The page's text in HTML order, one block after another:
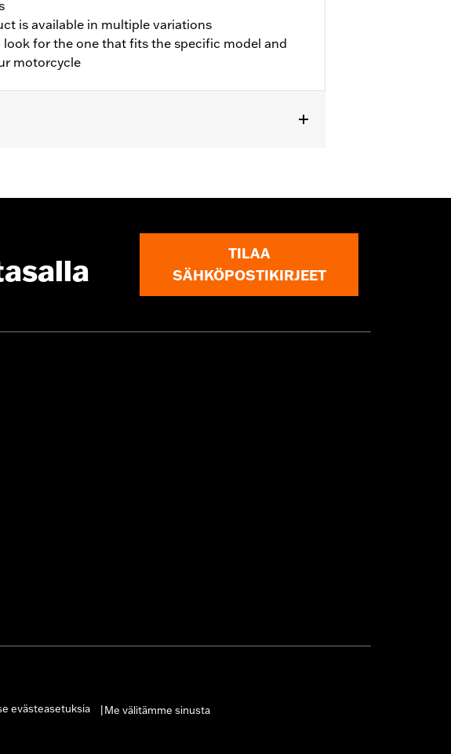
is available in multiple variations
look for the one that fits the specific model and
motorcycle
TILAA
SÄHKÖPOSTIKIRJEET
evästeasetuksia Me välitämme sinusta